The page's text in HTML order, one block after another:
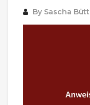
By Sascha